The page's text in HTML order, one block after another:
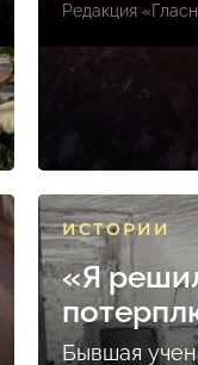
Редакция
ИСТОРИИ
«Я
Бывшая